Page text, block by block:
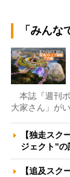
「みん
本誌『週刊
大家さん」が
【独走スク
ジェクト”
【追及スク